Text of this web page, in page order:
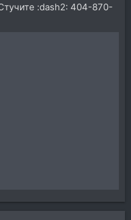
:dash2: 404-870-